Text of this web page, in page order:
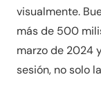
visualmente.
más de 500
marzo de 2024
sesión, no solo